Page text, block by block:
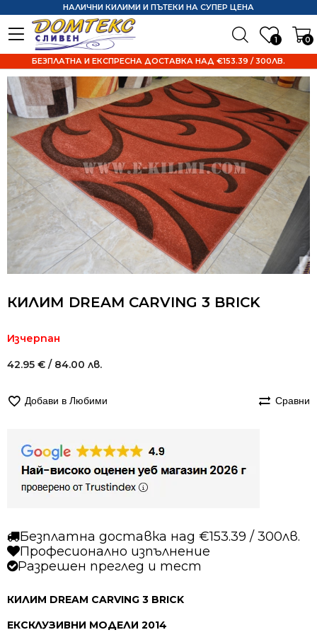
1 0
НАЛИЧНИ КИЛИМИ И ПЪТЕКИ НА СУПЕР ЦЕНА
БЕЗПЛАТНА И ЕКСПРЕСНА ДОСТАВКА НАД €153.39 / 300ЛВ.
КИЛИМ DREAM CARVING 3 BRICK
Изчерпан
42.95 € / 84.00 лв.
Добави в Любими Сравни
Безплатна доставка над €153.39 / 300лв.
Професионално изпълнение
Разрешен преглед и тест
КИЛИМ DREAM CARVING 3 BRICK
ЕКСКЛУЗИВНИ МОДЕЛИ 2014